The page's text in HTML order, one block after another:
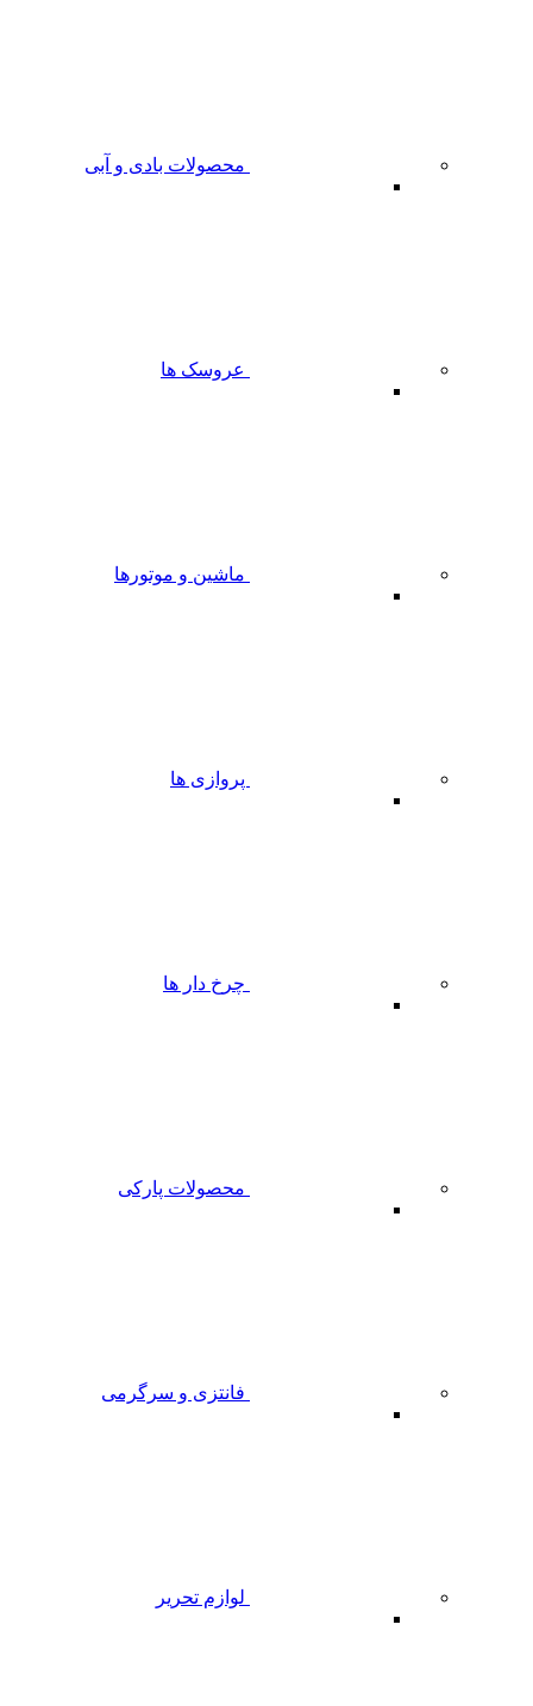
محصولات بادی و آبی
عروسک ها
ماشین و موتورها
پروازی ها
چرخ دار ها
محصولات پارکی
فانتزی و سرگرمی
لوازم تحریر